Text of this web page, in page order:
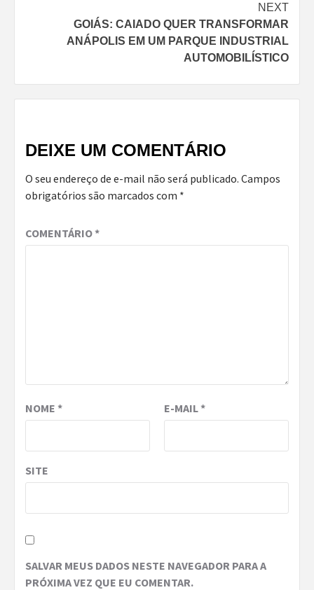
NEXT
GOIÁS: CAIADO QUER TRANSFORMAR
ANÁPOLIS EM UM PARQUE INDUSTRIAL
AUTOMOBILÍSTICO
DEIXE UM COMENTÁRIO
O seu endereço de e-mail não será publicado. Campos
obrigatórios são marcados com *
COMENTÁRIO*
NOME * E-MAIL*
SITE
SALVAR MEUS DADOS NESTE NAVEGADOR PARA A
PRÓXIMA VEZ QUE EU COMENTAR.